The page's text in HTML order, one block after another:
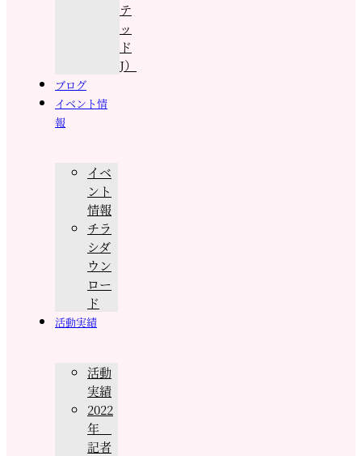
テ
ッ
ド
J）
ブログ
イベント情
報
イベ
ント
情報
チラ
シダ
ウン
ロー
ド
活動実績
活動
実績
2022
年
記者